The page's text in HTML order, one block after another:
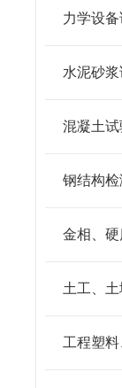
力学设
水泥砂
混凝土试
钢结构
金相、硬
土工、
工程塑